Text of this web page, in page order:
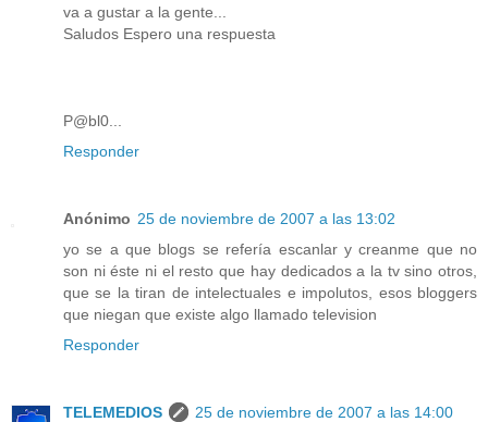
va a gustar a la gente...
Saludos Espero una respuesta
P@bl0...
Responder
Anónimo 25 de noviembre de 2007 a las 13:02
yo se a que blogs se refería escanlar y creanme que no
son ni éste ni el resto que hay dedicados a la tv sino otros,
que se la tiran de intelectuales e impolutos, esos bloggers
que niegan que existe algo llamado television
Responder
TELEMEDIOS
25 de noviembre de 2007 a las 14:00